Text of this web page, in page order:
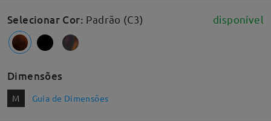
Selecionar Cor: Padrão (C3) disponível
Dimensões
M Guia de Dimensões